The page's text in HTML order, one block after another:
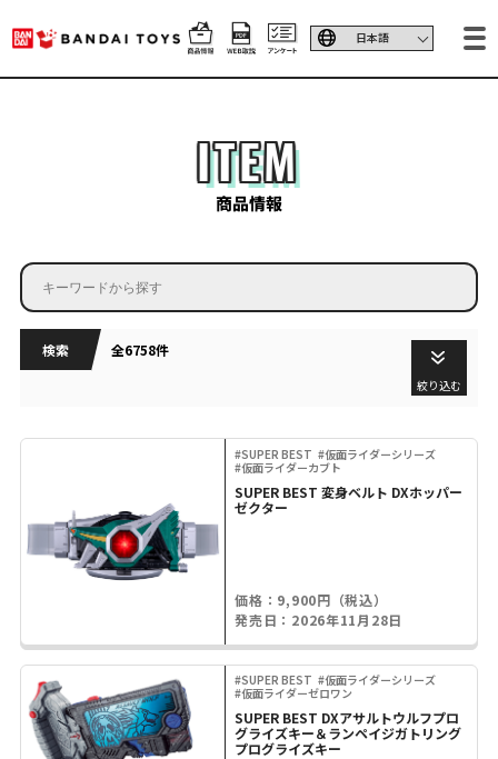
ITEM
商品情報
検索 全6758件
絞り込む
#SUPER BEST #仮面ライダーシリーズ
#仮面ライダーカブト
SUPER BEST 変身ベルト DXホッパー
ゼクター
価格：9,900円（税込）
発売日：2026年11月28日
#SUPER BEST #仮面ライダーシリーズ
#仮面ライダーゼロワン
SUPER BEST DXアサルトウルフプロ
グライズキー＆ランペイジガトリング
プログライズキー